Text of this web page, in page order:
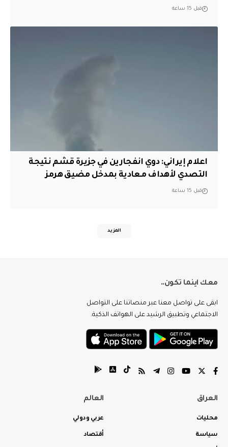
قبل 15 ساعة
اعلام إيراني: دوي انفجارين في جزيرة قشم نتيجة
التصدي لأهداف معادية بمدخل مضيق هرمز
قبل 15 ساعة
المزيد
معك اينما تكون..
ابقى على تواصل معنا عبر منصاتنا على التواصل
الاجتماعي وتطبيق الرشيد على الهواتف الذكية.
العراق
محليات
سياسة
العالم
عربي ودولي
أقتصاد